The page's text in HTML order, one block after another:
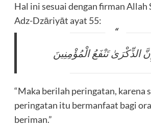
Hal ini sesuai dengan firman Allah
Adz-Dzāriyāt ayat 55:
الذِّكْرَىٰ تَنْفَعُ الْمُؤْمِنِينَ
“Maka berilah peringatan, karena
peringatan itu bermanfaat bagi
beriman.”